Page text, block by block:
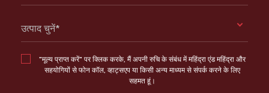
उत्पाद चुनें*
"मूल्य प्राप्त करें" पर क्लिक करके, मैं अपनी रुचि के संबंध में महिंद्रा एंड महिंद्रा और
सहयोगियों से फोन कॉल, व्हाट्सएप या किसी अन्य माध्यम से संपर्क करने के लिए
सहमत हूं।